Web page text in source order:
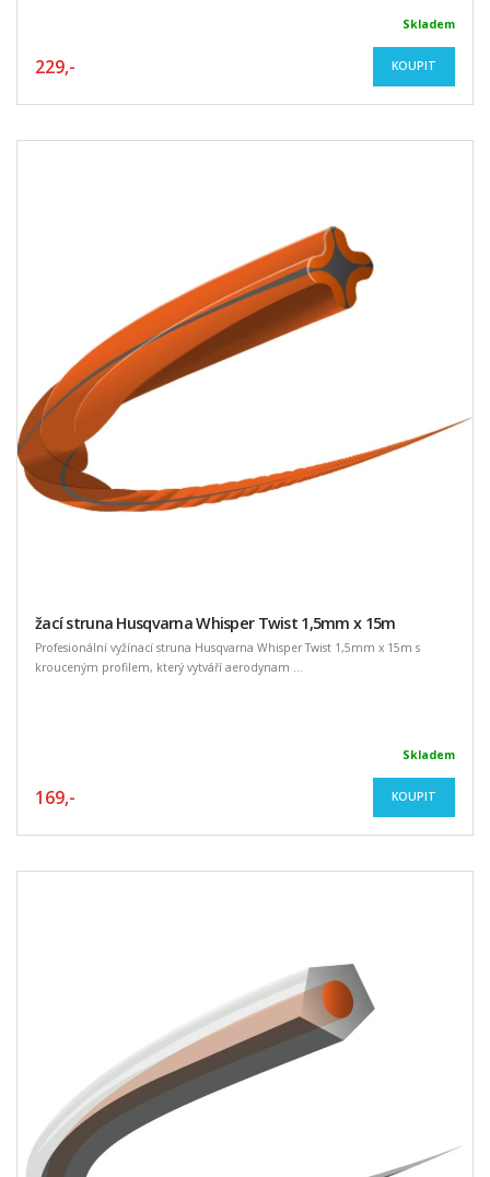
Skladem
229,- KOUPIT
žací struna Husqvarna Whisper Twist 1,5mm x 15m
Profesionální vyžínací struna Husqvarna Whisper Twist 1,5mm x 15m s
krouceným profilem, který vytváří aerodynam ...
Skladem
169,- KOUPIT